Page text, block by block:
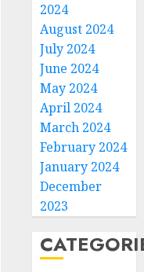
2024
August 2024
July 2024
June 2024
May 2024
April 2024
March 2024
February 2024
January 2024
December
2023